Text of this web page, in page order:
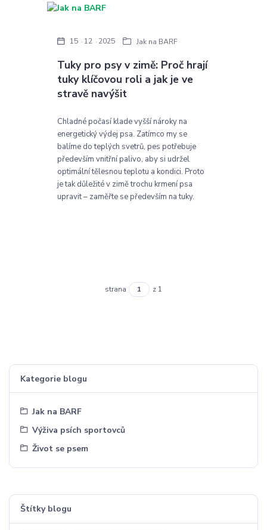
Kategorie blogu
Jak na BARF
Výživa psích sportovců
Život se psem
Štítky blogu
Tuky pro psy v zimě: Proč hrají
tuky klíčovou roli a jak je ve
stravě navýšit
15 12 2025 Jak na BARF
Chladné počasí klade vyšší nároky na
energetický výdej psa. Zatímco my se
balíme do teplých svetrů, pes potřebuje
především vnitřní palivo, aby si udržel
optimální tělesnou teplotu a kondici. Proto
je tak důležité v zimě trochu krmení psa
upravit – zaměřte se především na tuky.
strana z 1